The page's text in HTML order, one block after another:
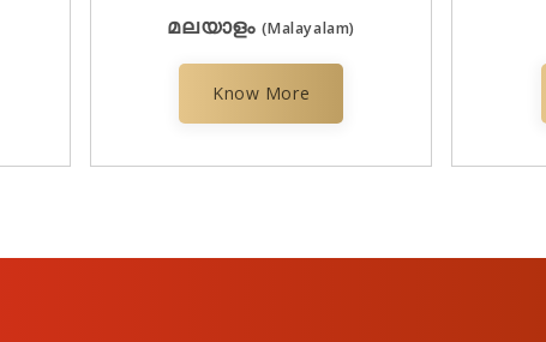
മലയാളം (Malayalam)
Know More